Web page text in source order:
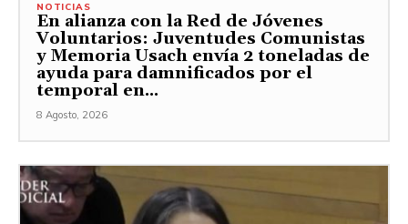
NOTICIAS
En alianza con la Red de Jóvenes
Voluntarios: Juventudes Comunistas
y Memoria Usach envía 2 toneladas de
ayuda para damnificados por el
temporal en...
8 Agosto, 2026